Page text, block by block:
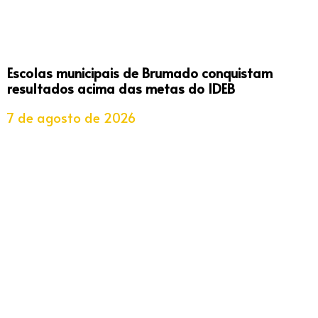
Escolas municipais de Brumado conquistam
resultados acima das metas do IDEB
7 de agosto de 2026